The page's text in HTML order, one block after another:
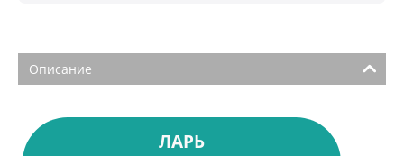
Описание
ЛАРЬ